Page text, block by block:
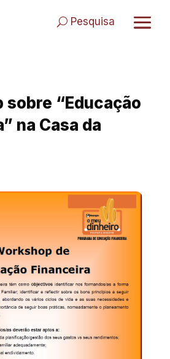
Pesquisa
sobre “Educação
na Casa da